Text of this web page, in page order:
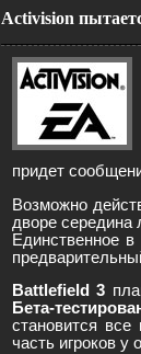
Activision
придет
Возможно
дворе середина
Единственное
Battlefield 3
Бета-
становится все
часть игроков у